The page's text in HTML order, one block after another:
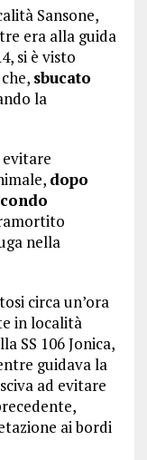
Sansone,
era alla guida
si è visto
sbucato
la
dopo
nella
circa un’ora
in località
SS 106 Jonica,
guidava la
ad evitare
ai bordi